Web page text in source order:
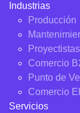
Industrias
Producción
Proyectistas
Comercio
Punto de
Comercio
Servicios